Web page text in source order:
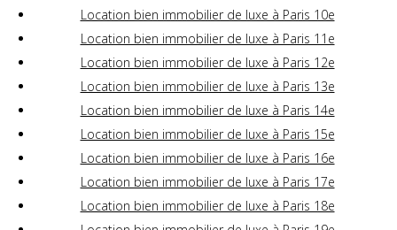
Location bien immobilier de luxe à Paris 10e
Location bien immobilier de luxe à Paris 11e
Location bien immobilier de luxe à Paris 12e
Location bien immobilier de luxe à Paris 13e
Location bien immobilier de luxe à Paris 14e
Location bien immobilier de luxe à Paris 15e
Location bien immobilier de luxe à Paris 16e
Location bien immobilier de luxe à Paris 17e
Location bien immobilier de luxe à Paris 18e